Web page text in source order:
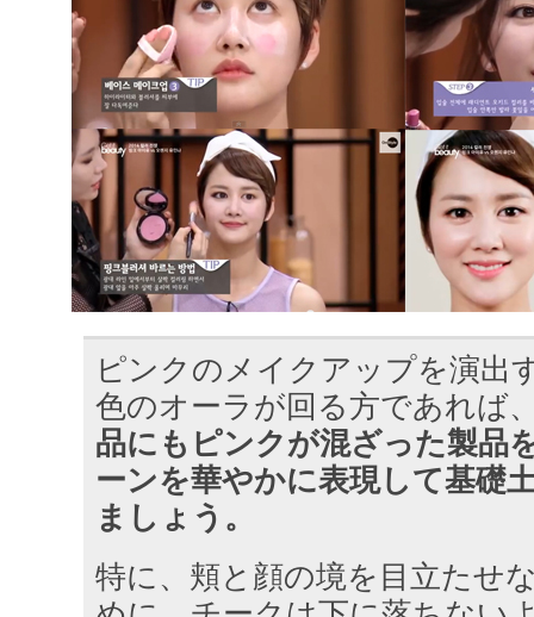
ピンクのメイクアップを演出
色のオーラが回る方であれば
品にもピンクが混ざった製品
ーンを華やかに表現して基礎
ましょう。
特に、頬と顔の境を目立たせ